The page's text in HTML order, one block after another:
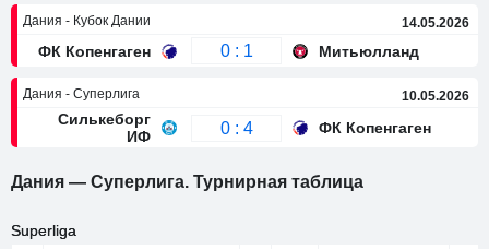
Дания - Кубок Дании
ФК Копенгаген 0 : 1 Митьюлланд
14.05.2026
Дания - Суперлига
Силькеборг
ИФ
0 : 4 ФК Копенгаген
10.05.2026
Дания — Суперлига. Турнирная таблица
Superliga
Superliga